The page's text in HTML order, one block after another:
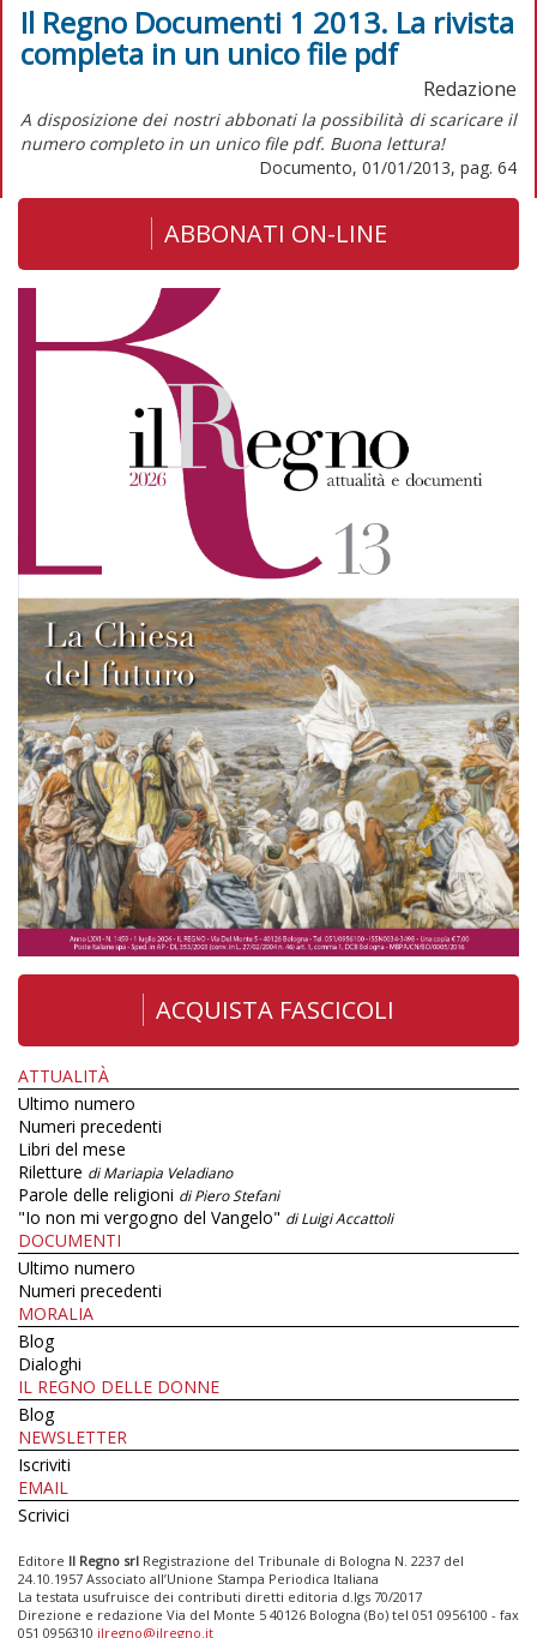
Il Regno Documenti 1 2013. La rivista
completa in un unico file pdf
Redazione
A disposizione dei nostri abbonati la possibilità di scaricare il
numero completo in un unico file pdf. Buona lettura!
Documento, 01/01/2013, pag. 64
ABBONATI ON-LINE
ACQUISTA FASCICOLI
ATTUALITÀ
Ultimo numero
Numeri precedenti
Libri del mese
Riletture di Mariapia Veladiano
Parole delle religioni di Piero Stefani
"Io non mi vergogno del Vangelo" di Luigi Accattoli
DOCUMENTI
Ultimo numero
Numeri precedenti
MORALIA
Blog
Dialoghi
IL REGNO DELLE DONNE
Blog
NEWSLETTER
Iscriviti
EMAIL
Scrivici
Editore Il Regno srl Registrazione del Tribunale di Bologna N. 2237 del
24.10.1957 Associato all’Unione Stampa Periodica Italiana
La testata usufruisce dei contributi diretti editoria d.lgs 70/2017
Direzione e redazione Via del Monte 5 40126 Bologna (Bo) tel 051 0956100 - fax
051 0956310 ilregno@ilregno.it